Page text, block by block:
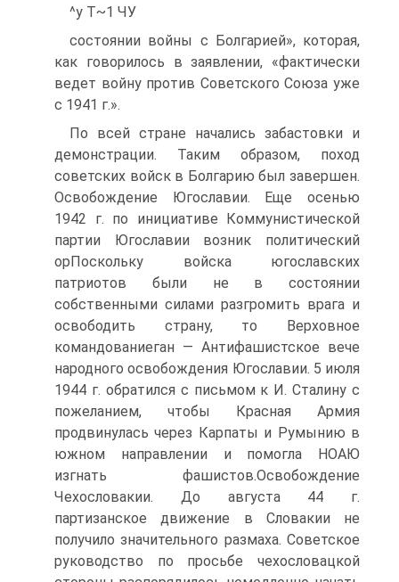
^y T~1 ЧУ
состоянии войны с Болгарией», которая,
как говорилось в заявлении, «фактически
ведет войну против Советского Союза уже
с 1941 г.».
По всей стране начались забастовки и
демонстрации. Таким образом, поход
советских войск в Болгарию был завершен.
Освобождение Югославии. Еще осенью
1942 г. по инициативе Коммунистической
партии Югославии возник политический
орПоскольку войска югославских
патриотов были не в состоянии
собственными силами разгромить врага и
освободить страну, то Верховное
командованиеган — Антифашистское вече
народного освобождения Югославии. 5 июля
1944 г. обратился с письмом к И. Сталину с
пожеланием, чтобы Красная Армия
продвинулась через Карпаты и Румынию в
южном направлении и помогла НОАЮ
изгнать фашистов.Освобождение
Чехословакии. До августа 44 г.
партизанское движение в Словакии не
получило значительного размаха. Советское
руководство по просьбе чехословацкой